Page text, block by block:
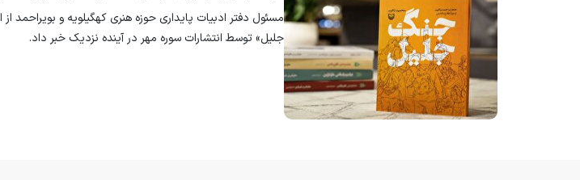
مسئول دفتر ادبیات پایداری حوزه هنری کهگیلویه و بویراحمد
جلیل» توسط انتشارات سوره مهر در آینده نزدیک خبر داد.